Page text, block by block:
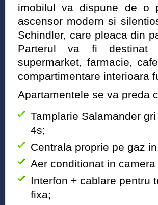
imobilul va dispune de o
ascensor modern si
Schindler, care pleaca din
Parterul va fi destinat
supermarket, farmacie,
compartimentare interioara
Apartamentele se va preda
Tamplarie Salamander
4s;
Centrala proprie pe gaz
Aer conditionat in camera
Interfon + cablare pentru
fixa;